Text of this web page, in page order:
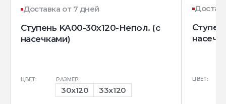
Доставка от 7 дней
Ступень KA00-30x120-Непол. (с
насечками)
ЦВЕТ: РАЗМЕР:
30x120 33x120
ЦВЕТ: